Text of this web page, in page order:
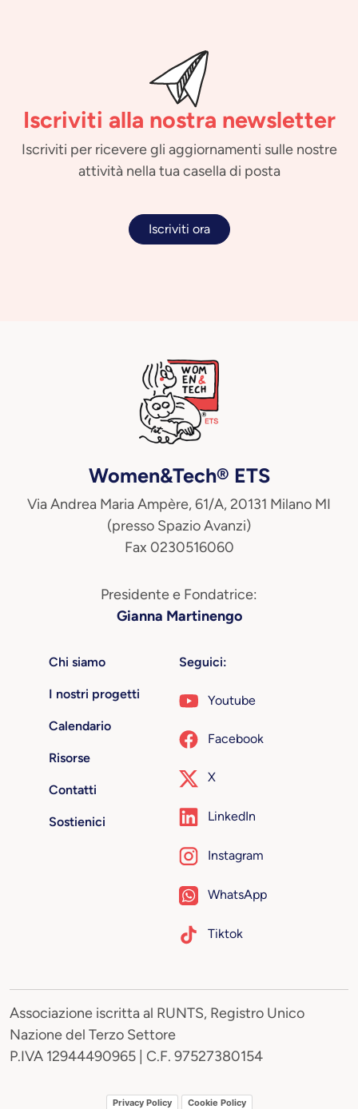
Iscriviti alla nostra newsletter
Iscriviti per ricevere gli aggiornamenti sulle nostre
attività nella tua casella di posta
Iscriviti ora
Women&Tech® ETS
Via Andrea Maria Ampère, 61/A, 20131 Milano MI
(presso Spazio Avanzi)
Fax 0230516060
Presidente e Fondatrice:
Gianna Martinengo
Chi siamo
I nostri progetti
Calendario
Risorse
Contatti
Sostienici
Seguici:
Youtube
Facebook
X
LinkedIn
Instagram
WhatsApp
Tiktok
Associazione iscritta al RUNTS, Registro Unico
Nazione del Terzo Settore
P.IVA 12944490965 | C.F. 97527380154
Privacy Policy Cookie Policy